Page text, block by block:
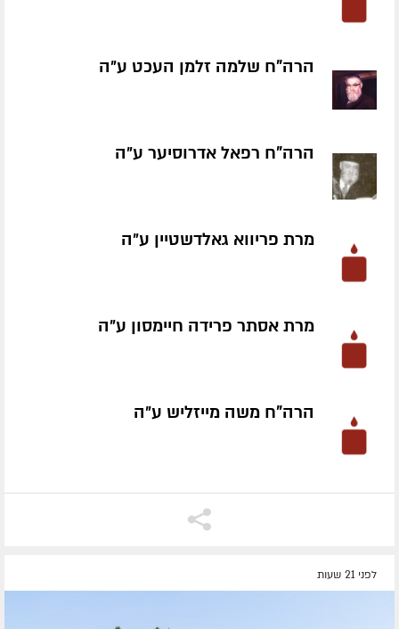
הרה"ח שלמה זלמן העכט ע״ה
הרה"ח רפאל אדרוסיער ע״ה
מרת פריווא גאלדשטיין ע״ה
מרת אסתר פרידה חיימסון ע״ה
הרה"ח משה מייזליש ע״ה
לפני 21 שעות